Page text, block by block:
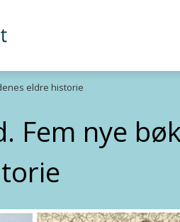
eldre historie
Fem nye